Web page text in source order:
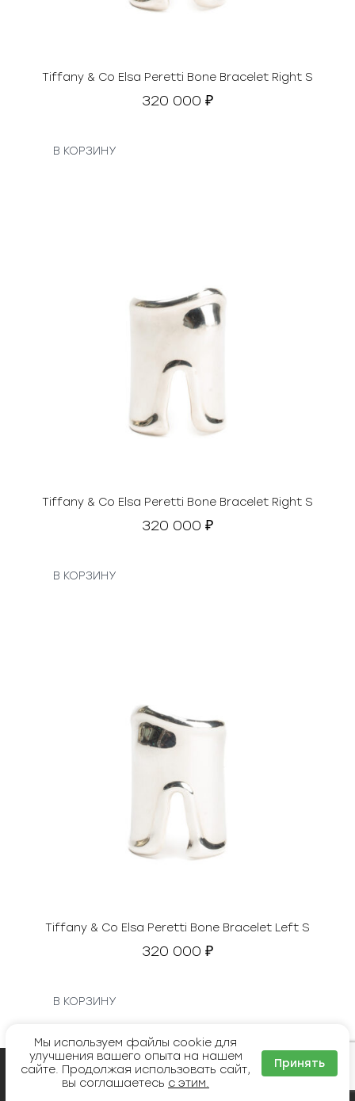
Tiffany & Co Elsa Peretti Bone Bracelet Right S
320 000 ₽
В КОРЗИНУ
Tiffany & Co Elsa Peretti Bone Bracelet Right S
320 000 ₽
В КОРЗИНУ
Tiffany & Co Elsa Peretti Bone Bracelet Left S
320 000 ₽
В КОРЗИНУ
КЛИЕНТАМ
Мы используем файлы cookie для
улучшения вашего опыта на нашем
сайте. Продолжая использовать сайт,
вы соглашаетесь с этим.
Принять